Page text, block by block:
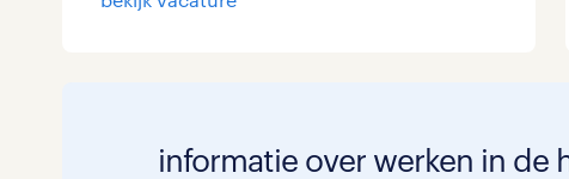
Secretarieel
informatie over werken in de